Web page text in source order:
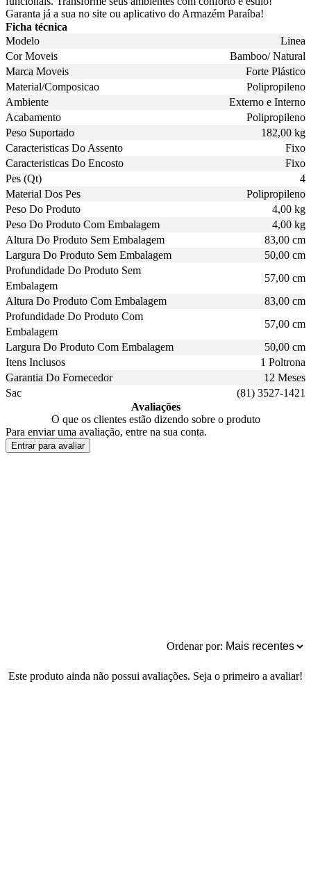
Garanta já a sua no site ou aplicativo do Armazém Paraíba!
Ficha técnica
Modelo
Linea
Cor Moveis
Bamboo/ Natural
Marca Moveis
Forte Plástico
Material/Composicao
Polipropileno
Ambiente
Externo e Interno
Acabamento
Polipropileno
Peso Suportado
182,00 kg
Caracteristicas Do Assento
Fixo
Caracteristicas Do Encosto
Fixo
Pes (Qt)
4
Material Dos Pes
Polipropileno
Peso Do Produto
4,00 kg
Peso Do Produto Com Embalagem
4,00 kg
Altura Do Produto Sem Embalagem
83,00 cm
Largura Do Produto Sem Embalagem
50,00 cm
Profundidade Do Produto Sem
Embalagem
57,00 cm
Altura Do Produto Com Embalagem
83,00 cm
Profundidade Do Produto Com
Embalagem
57,00 cm
Largura Do Produto Com Embalagem
50,00 cm
Itens Inclusos
1 Poltrona
Garantia Do Fornecedor
12 Meses
Sac
(81) 3527-1421
Avaliações
O que os clientes estão dizendo sobre o produto
Para enviar uma avaliação, entre na sua conta.
Entrar para avaliar
Ordenar por:
Este produto ainda não possui avaliações. Seja o primeiro a avaliar!